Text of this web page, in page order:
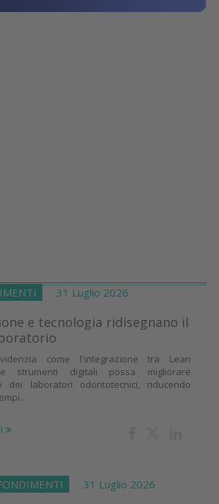
31 Luglio 2026
e tecnologia ridisegnano il
come l'integrazione tra Lean
e strumenti digitali possa migliorare
dei laboratori odontotecnici, riducendo
31 Luglio 2026